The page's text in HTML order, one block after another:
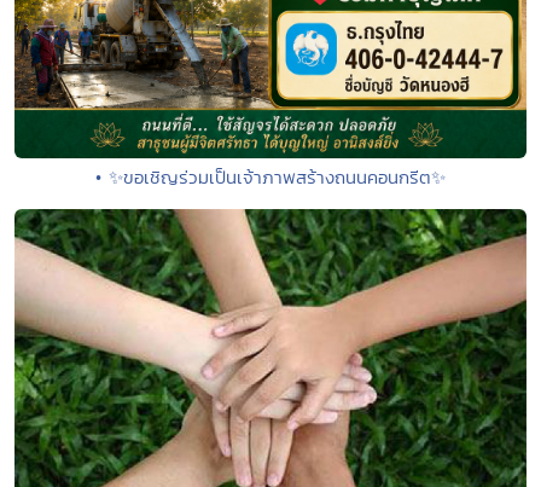
• ✨ขอเชิญร่วมเป็นเจ้าภาพสร้างถนนคอนกรีต✨